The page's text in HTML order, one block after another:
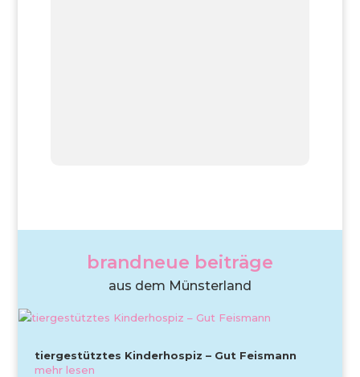
brandneue beiträge
aus dem Münsterland
tiergestütztes Kinderhospiz – Gut Feismann
mehr lesen